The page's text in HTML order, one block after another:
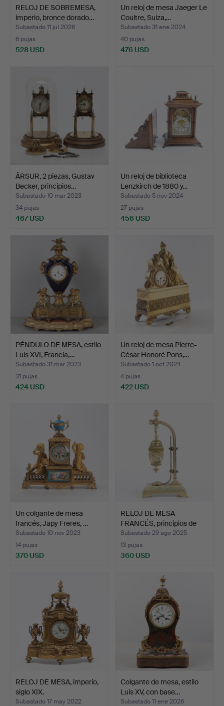
RELOJ DE SOBREMESA,
imperio, bronce dorado…
Subastado 11 jul 2026
6 pujas
528 USD
Un reloj de mesa Jaeger Le
Coultre, Suiza,…
Subastado 31 ene 2024
40 pujas
476 USD
ÅRSUR, 2 piezas, Gustav
Becker, principios…
Subastado 10 mar 2023
34 pujas
467 USD
Un reloj de biblioteca
Lenzkirch de 1880 y…
Subastado 5 nov 2024
27 pujas
456 USD
PÉNDULO DE MESA, estilo
Luis XVI, Francia,…
Subastado 31 mar 2023
31 pujas
424 USD
Un reloj de mesa Pierre-
César Honoré Pons,…
Subastado 1 oct 2024
4 pujas
422 USD
Un colgante de mesa
francés, Japy Freres, …
Subastado 10 nov 2023
14 pujas
370 USD
RELOJ DE MESA
FRANCÉS, principios de
siglo…
Subastado 29 ago 2025
13 pujas
360 USD
RELOJ DE MESA, imperio,
siglo XIX.
Subastado 17 may 2022
Colgante de mesa, estilo
Luis XV, con base…
Subastado 11 ene 2026